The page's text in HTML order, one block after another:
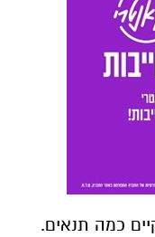
כמה תנאים.